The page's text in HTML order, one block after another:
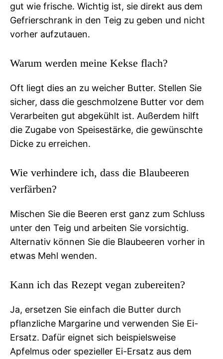
gut wie frische. Wichtig ist, sie direkt aus dem
Gefrierschrank in den Teig zu geben und nicht
vorher aufzutauen.
Warum werden meine Kekse flach?
Oft liegt dies an zu weicher Butter. Stellen Sie
sicher, dass die geschmolzene Butter vor dem
Verarbeiten gut abgekühlt ist. Außerdem hilft
die Zugabe von Speisestärke, die gewünschte
Dicke zu erreichen.
Wie verhindere ich, dass die Blaubeeren
verfärben?
Mischen Sie die Beeren erst ganz zum Schluss
unter den Teig und arbeiten Sie vorsichtig.
Alternativ können Sie die Blaubeeren vorher in
etwas Mehl wenden.
Kann ich das Rezept vegan zubereiten?
Ja, ersetzen Sie einfach die Butter durch
pflanzliche Margarine und verwenden Sie Ei-
Ersatz. Dafür eignet sich beispielsweise
Apfelmus oder spezieller Ei-Ersatz aus dem